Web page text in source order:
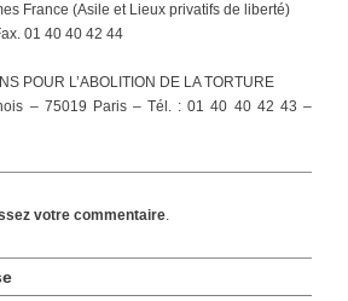
France (Asile et Lieux privatifs de liberté)
01 40 40 42 44
POUR L’ABOLITION DE LA TORTURE
– 75019 Paris – Tél. : 01 40 40 42 43 –
votre commentaire.